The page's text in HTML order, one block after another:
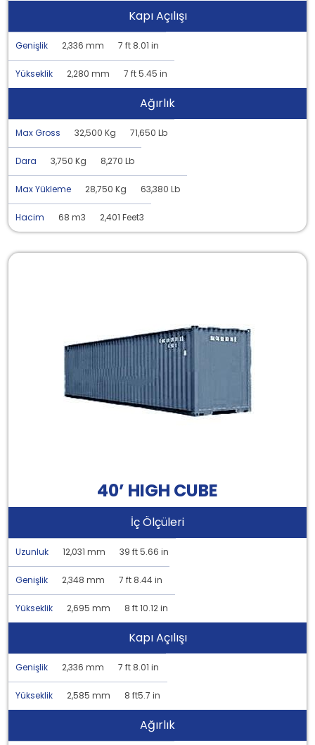
Kapı Açılışı
Genişlik 2,336 mm 7 ft 8.01 in
Yükseklik 2,280 mm 7 ft 5.45 in
Ağırlık
Max Gross 32,500 Kg 71,650 Lb
Dara 3,750 Kg 8,270 Lb
Max Yükleme 28,750 Kg 63,380 Lb
Hacim 68 m3 2,401 Feet3
40’ HIGH CUBE
İç Ölçüleri
Uzunluk 12,031 mm 39 ft 5.66 in
Genişlik 2,348 mm 7 ft 8.44 in
Yükseklik 2,695 mm 8 ft 10.12 in
Kapı Açılışı
Genişlik 2,336 mm 7 ft 8.01 in
Yükseklik 2,585 mm 8 ft5.7 in
Ağırlık